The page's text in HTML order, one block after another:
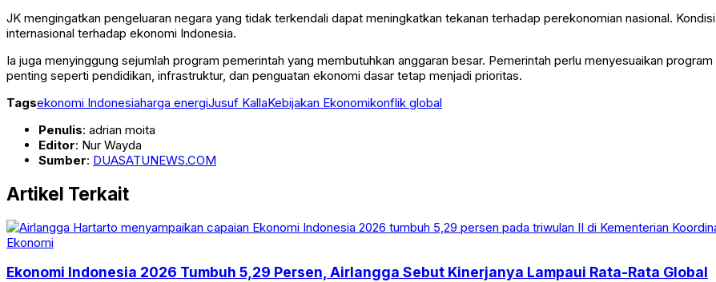
JK mengingatkan pengeluaran negara yang tidak terkendali dapat meningkatkan tekanan terhadap perekonomian nasional.
internasional terhadap ekonomi Indonesia.
Ia juga menyinggung sejumlah program pemerintah yang membutuhkan anggaran besar. Pemerintah perlu menyesuaikan
penting seperti pendidikan, infrastruktur, dan penguatan ekonomi dasar tetap menjadi prioritas.
Tagsekonomi Indonesiaharga energiJusuf KallaKebijakan Ekonomikonflik global
Penulis: adrian moita
Editor: Nur Wayda
Sumber: DUASATUNEWS.COM
Artikel Terkait
Ekonomi
Ekonomi Indonesia 2026 Tumbuh 5,29 Persen, Airlangga Sebut Kinerjanya Lampaui Rata-Rata Global